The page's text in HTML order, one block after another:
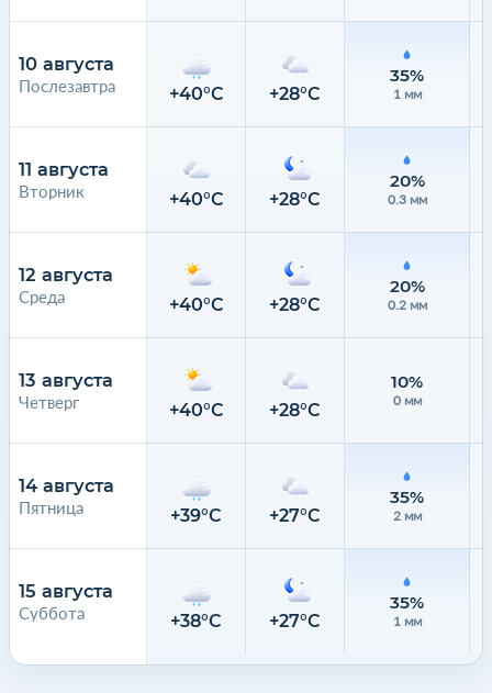
10 августа
Послезавтра
11 августа
Вторник
12 августа
Среда
13 августа
Четверг
14 августа
Пятница
15 августа
Суббота
+40°C +28°C
35%
1 мм
+40°C +28°C
20%
0.3 мм
+40°C +28°C
20%
0.2 мм
+40°C +28°C
10%
0 мм
+39°C +27°C
35%
2 мм
+38°C +27°C
35%
1 мм